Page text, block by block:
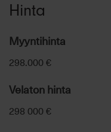
Hinta
Myyntihinta
298.000 €
Velaton hinta
298 000 €